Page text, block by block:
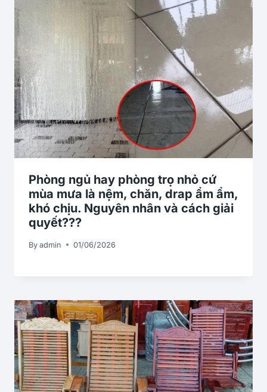
Phòng ngủ hay phòng trọ nhỏ cứ
mùa mưa là nệm, chăn, drap ẩm ẩm,
khó chịu. Nguyên nhân và cách giải
quyết???
By admin 01/06/2026